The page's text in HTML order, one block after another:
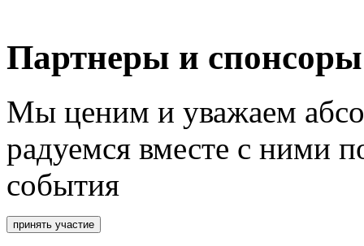
Партнеры и спонсоры
Мы ценим и уважаем
радуемся вместе с ними
события